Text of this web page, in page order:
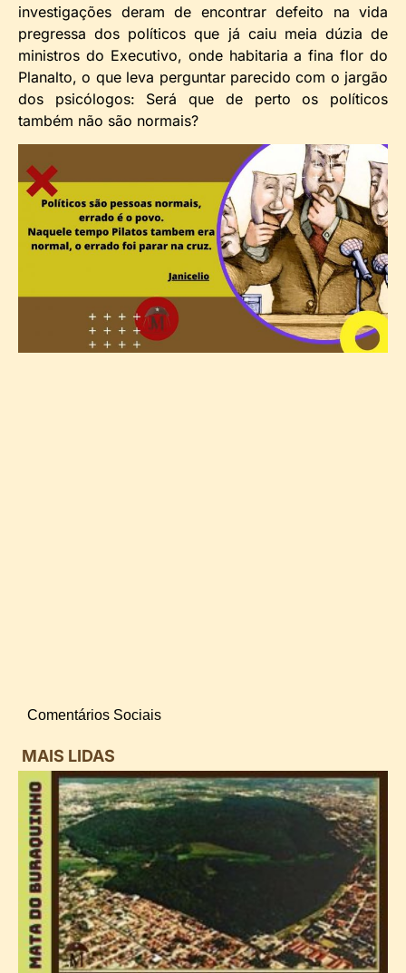
investigações deram de encontrar defeito na vida
pregressa dos políticos que já caiu meia dúzia de
ministros do Executivo, onde habitaria a fina flor do
Planalto, o que leva perguntar parecido com o jargão
dos psicólogos: Será que de perto os políticos
também não são normais?
Comentários Sociais
MAIS LIDAS